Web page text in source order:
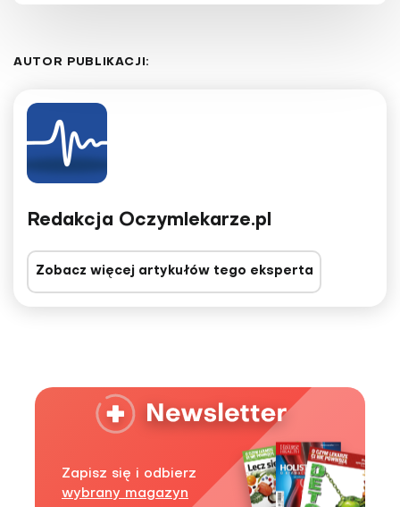
AUTOR PUBLIKACJI:
Redakcja Oczymlekarze.pl
Zobacz więcej artykułów tego eksperta
Zapisz się i odbierz
wybrany magazyn